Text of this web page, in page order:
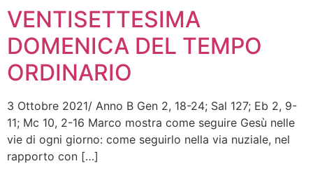
VENTISETTESIMA
DOMENICA DEL TEMPO
ORDINARIO
3 Ottobre 2021/ Anno B Gen 2, 18-24; Sal 127; Eb 2, 9-
11; Mc 10, 2-16 Marco mostra come seguire Gesù nelle
vie di ogni giorno: come seguirlo nella via nuziale, nel
rapporto con […]